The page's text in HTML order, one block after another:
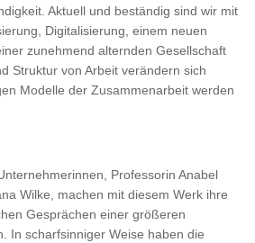
Aktuell und beständig sind wir mit
Digitalisierung, einem neuen
zunehmend alternden Gesellschaft
Struktur von Arbeit verändern sich
Modelle der Zusammenarbeit werden
Professorin Anabel
Wilke, machen mit diesem Werk ihre
Gesprächen einer größeren
In scharfsinniger Weise haben die